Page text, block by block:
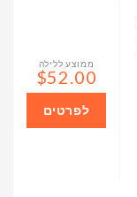
ממוצע ללילה
$52.00
לפרטים